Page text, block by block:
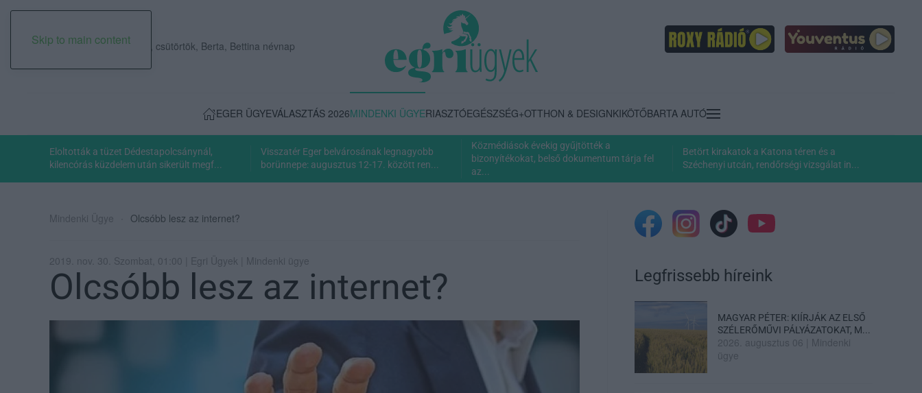
Skip to main content
2026. augusztus 06., csütörtök, Berta, Bettina névnap
EGER ÜGYEVÁLASZTÁS 2026MINDENKI ÜGYERIASZTÓEGÉSZSÉG+OTTHON & DESIGNKIKÖTŐBARTA AUTÓ
Eloltották a tüzet Dédestapolcsánynál,
kilencórás küzdelem után sikerült megf...
Visszatér Eger belvárosának legnagyobb
borünnepe: augusztus 12-17. között ren...
Közmédiások évekig gyűjtötték a
bizonyítékokat, belső dokumentum tárja fel
az...
Betört kirakatok a Katona téren és a
Széchenyi utcán, rendőrségi vizsgálat in...
Mindenki Ügye Olcsóbb lesz az internet?
2019. nov. 30. Szombat, 01:00 | Egri Ügyek | Mindenki ügye
Olcsóbb lesz az internet? Legfrissebb híreink
MAGYAR PÉTER: KIÍRJÁK AZ ELSŐ
SZÉLERŐMŰVI PÁLYÁZATOKAT, M...
2026. augusztus 06
Mindenki
ügye